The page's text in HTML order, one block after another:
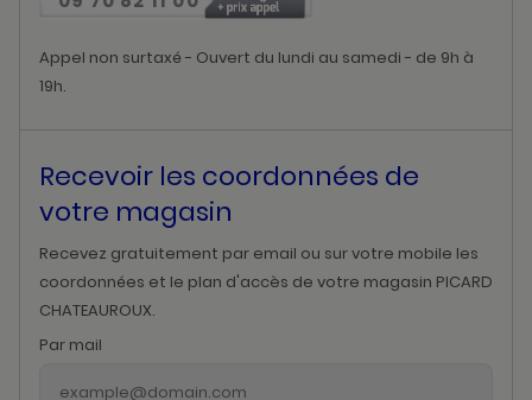
Appel non surtaxé - Ouvert du lundi au samedi - de 9h à
19h.
Recevoir les coordonnées de
votre magasin
Recevez gratuitement par email ou sur votre mobile les
coordonnées et le plan d'accès de votre magasin PICARD
CHATEAUROUX.
Par mail